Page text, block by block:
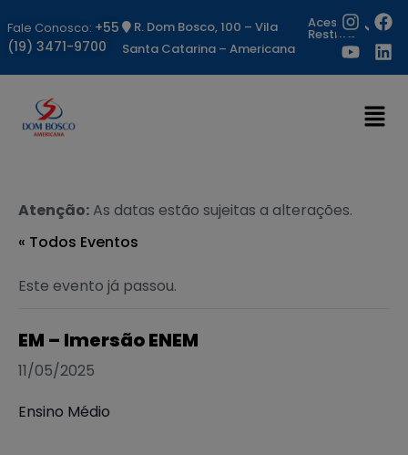
Fale Conosco: +55
(19) 3471-9700
R. Dom Bosco, 100 – Vila
Santa Catarina – Americana
Acesso
Restrito
Atenção:As datas estão sujeitas a alterações.
« Todos Eventos
Este evento já passou.
EM – Imersão ENEM
11/05/2025
Ensino Médio